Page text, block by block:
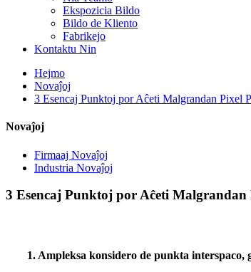
Ekspozicia Bildo
Bildo de Kliento
Fabrikejo
Kontaktu Nin
Hejmo
Novaĵoj
3 Esencaj Punktoj por Aĉeti Malgrandan Pixel
Novaĵoj
Firmaaj Novaĵoj
Industria Novaĵoj
3 Esencaj Punktoj por Aĉeti
1. Ampleksa konsidero de punkta interspaco,